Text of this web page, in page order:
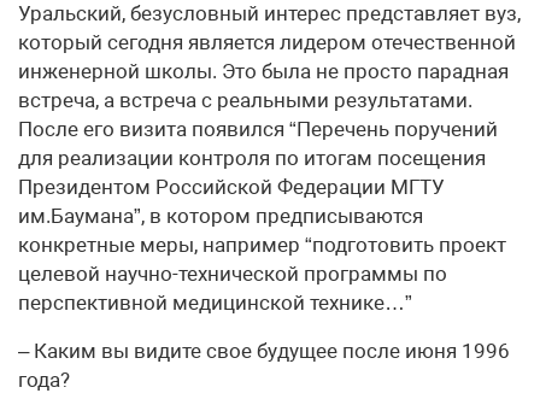
Уральский, безусловный интерес представляет вуз,
который сегодня является лидером отечественной
инженерной школы. Это была не просто парадная
встреча, а встреча с реальными результатами.
После его визита появился “Перечень поручений
для реализации контроля по итогам посещения
Президентом Российской Федерации МГТУ
им.Баумана”, в котором предписываются
конкретные меры, например “подготовить проект
целевой научно-технической программы по
перспективной медицинской технике…”
– Каким вы видите свое будущее после июня 1996
года?